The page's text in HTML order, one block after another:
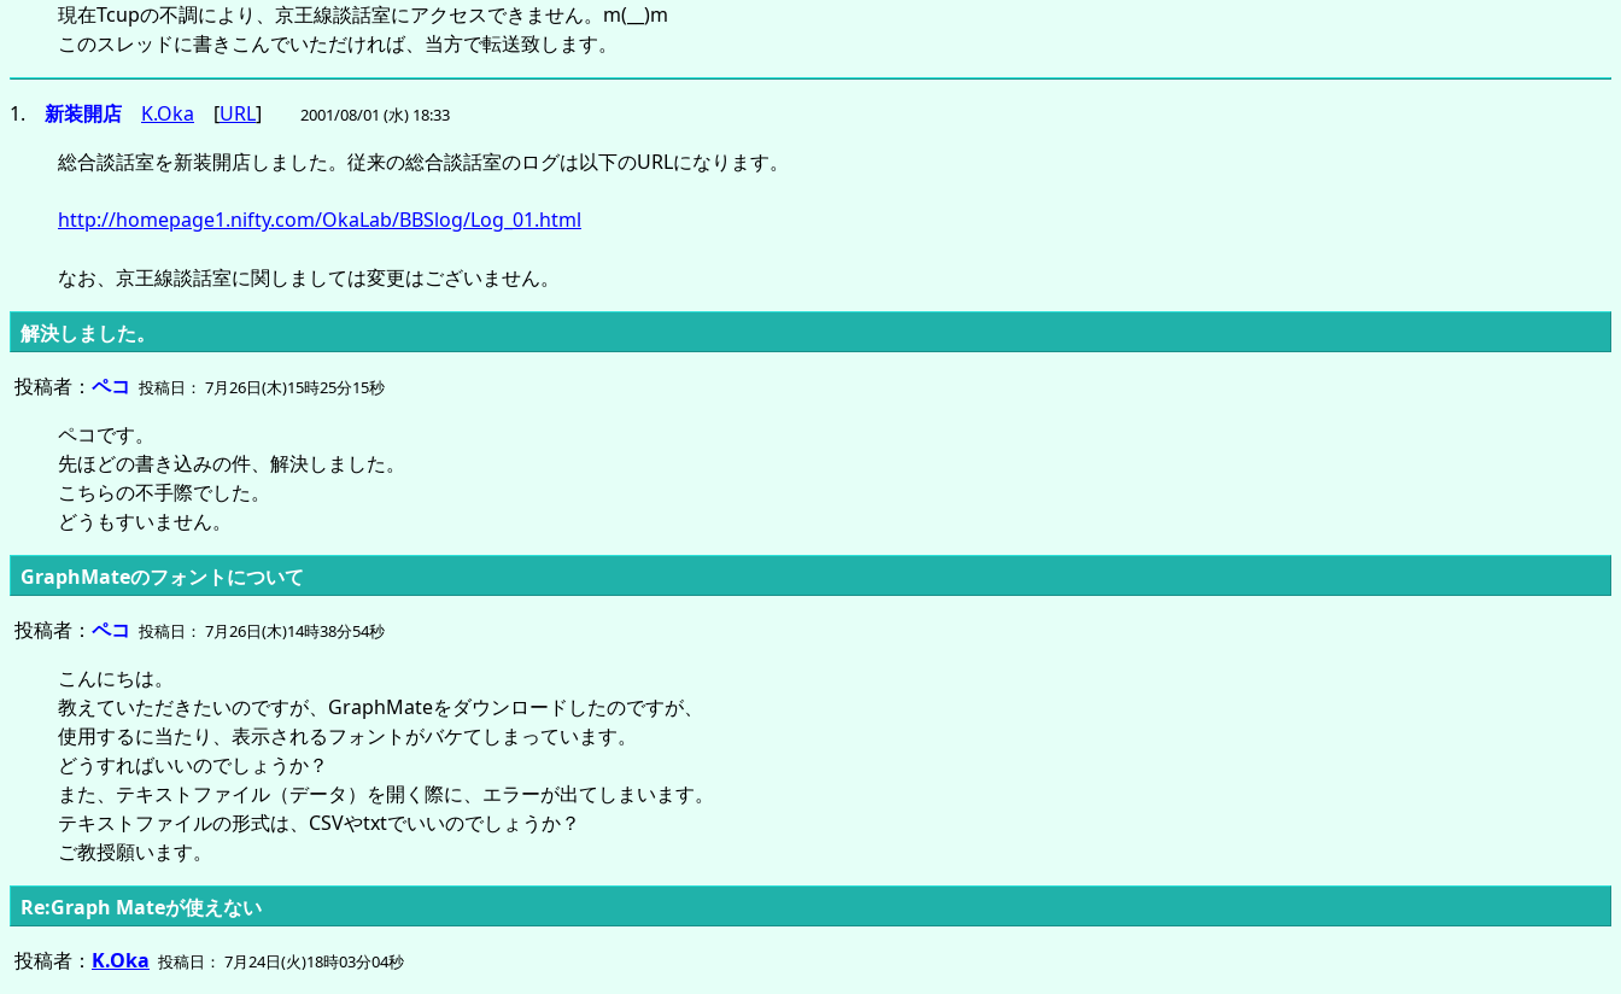
現在Tcupの不調により、京王線談話室にアクセスできません。m(__)m
このスレッドに書きこんでいただければ、当方で転送致します。
1. 新装開店 K.Oka [URL] 2001/08/01 (水) 18:33
総合談話室を新装開店しました。従来の総合談話室のログは以下のURLになります。
http://homepage1.nifty.com/OkaLab/BBSlog/Log_01.html
なお、京王線談話室に関しましては変更はございません。
解決しました。
投稿者： ペコ 投稿日： 7月26日(木)15時25分15秒
ペコです。
先ほどの書き込みの件、解決しました。
こちらの不手際でした。
どうもすいません。
GraphMateのフォントについて
投稿者： ペコ 投稿日： 7月26日(木)14時38分54秒
こんにちは。
教えていただきたいのですが、GraphMateをダウンロードしたのですが、
使用するに当たり、表示されるフォントがバケてしまっています。
どうすればいいのでしょうか？
また、テキストファイル（データ）を開く際に、エラーが出てしまいます。
テキストファイルの形式は、CSVやtxtでいいのでしょうか？
ご教授願います。
Re:Graph Mateが使えない
投稿者： K.Oka 投稿日： 7月24日(火)18時03分04秒